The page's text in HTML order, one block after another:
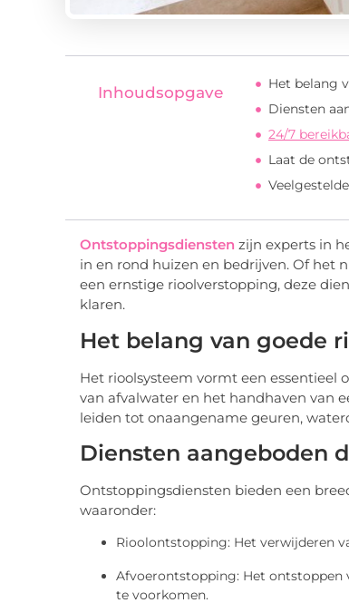
Inhoudsopgave
Het belang
Diensten
24/7
Laat de
Ontstoppingsdiensten zijn experts in
in en rond huizen en bedrijven. Of het
een ernstige rioolverstopping, deze
klaren.
Het belang van goede
Het rioolsysteem vormt een essentieel
van afvalwater en het handhaven van
leiden tot onaangename geuren,
Diensten aangeboden
Ontstoppingsdiensten bieden een
waaronder:
Rioolontstopping: Het verwijderen
Afvoerontstopping: Het ontstoppen
te voorkomen.